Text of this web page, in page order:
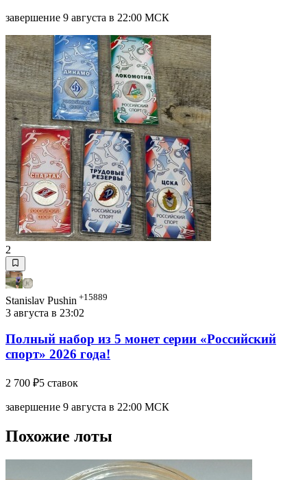
завершение 9 августа в 22:00 МСК
2
Stanislav Pushin +15889
3 августа в 23:02
Полный набор из 5 монет серии «Российский
спорт» 2026 года!
2 700 ₽5 ставок
завершение 9 августа в 22:00 МСК
Похожие лоты